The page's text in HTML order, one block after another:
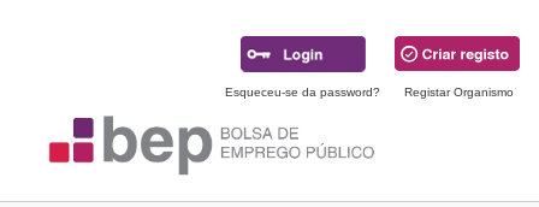
Esqueceu-se da password? Registar Organismo